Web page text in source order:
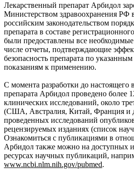
Лекарственный препарат Арбидол
Министерством здравоохранения РФ
российским законодательством
препарата в составе
были предоставлены все
числе отчеты, подтверждающие
безопасность препарата по
показаниям к применению.
С момента разработки до
препарата Арбидол проведено более
клинических исследований, около
(США, Австралия, Китай, Франция и
проведенных исследований
рецензируемых изданиях (список
Ознакомиться с публикациями в
Арбидол также можно на доступных
ресурсах научных публикаций,
www.ncbi.nlm.nih.gov/pubmed.